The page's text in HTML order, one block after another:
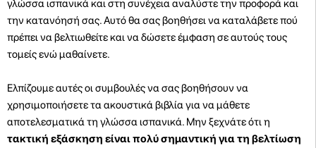
γλώσσα ισπανικά και στη συνέχεια αναλύστε την προφορά και
την κατανόησή σας. Αυτό θα σας βοηθήσει να καταλάβετε πού
πρέπει να βελτιωθείτε και να δώσετε έμφαση σε αυτούς τους
τομείς ενώ μαθαίνετε.
Ελπίζουμε αυτές οι συμβουλές να σας βοηθήσουν να
χρησιμοποιήσετε τα ακουστικά βιβλία για να μάθετε
αποτελεσματικά τη γλώσσα ισπανικά. Μην ξεχνάτε ότι η
τακτική εξάσκηση είναι πολύ σημαντική για τη βελτίωση